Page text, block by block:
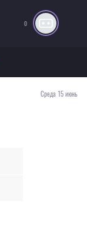
0
Среда 15 июнь